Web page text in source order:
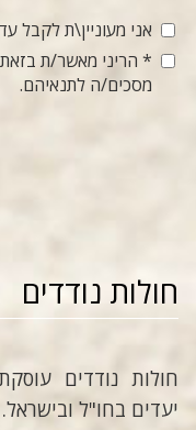
אני מעוניין\ת לקבל
* הריני מאשר/ת
מסכים/ה לתנאיהם.
חולות נודדים
חולות נודדים
יעדים בחו"ל